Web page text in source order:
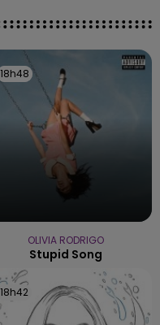
18h48
18h48
OLIVIA RODRIGO
Stupid Song
18h42
18h42